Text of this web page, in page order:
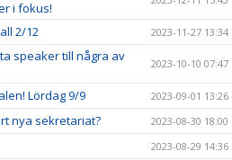
i fokus!
2/12 2023-11-27 13:34
speaker till några av
2023-10-10 07:47
Lördag 9/9 2023-09-01 13:26
nya sekretariat? 2023-08-30 18:00
2023-08-29 14:36